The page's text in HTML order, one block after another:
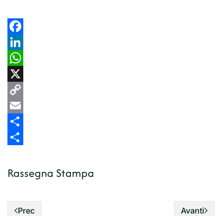
Facebook
LinkedIn
WhatsApp
X
Copy
Link
Email
Share
Rassegna Stampa
Prec Avanti